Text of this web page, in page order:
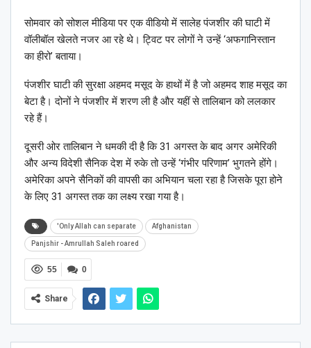
सोमवार को सोशल मीडिया पर एक वीडियो में सालेह पंजशीर की घाटी में
वॉलीबॉल खेलते नजर आ रहे थे। ट्विट पर लोगों ने उन्हें ‘अफगानिस्तान
का हीरो’ बताया।
पंजशीर घाटी की सुरक्षा अहमद मसूद के हाथों में है जो अहमद शाह मसूद का
बेटा है। दोनों ने पंजशीर में शरण ली है और यहीं से तालिबान को ललकार
रहे हैं।
दूसरी ओर तालिबान ने धमकी दी है कि 31 अगस्त के बाद अगर अमेरिकी
और अन्य विदेशी सैनिक देश में रुके तो उन्हें ‘गंभीर परिणाम’ भुगतने होंगे।
अमेरिका अपने सैनिकों की वापसी का अभियान चला रहा है जिसके पूरा होने
के लिए 31 अगस्त तक का लक्ष्य रखा गया है।
'Only Allah can separate Afghanistan
Panjshir - Amrullah Saleh roared
0
55
Share